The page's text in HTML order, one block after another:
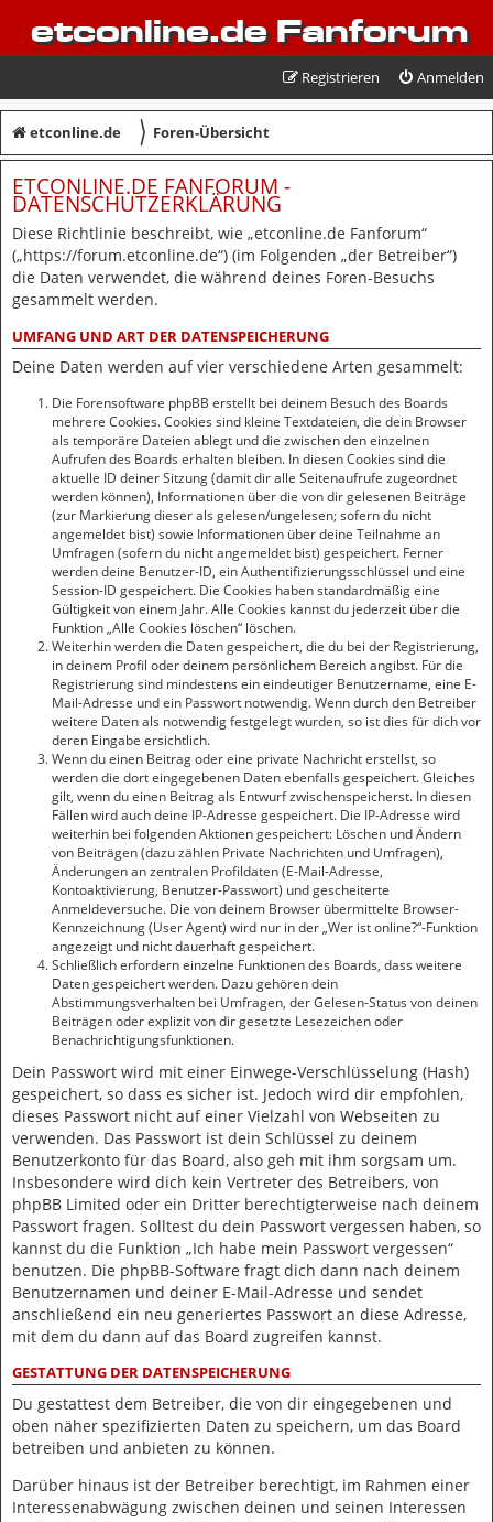
etconline.de Fanforum
Anmelden
Registrieren
etconline.de 〉 Foren-Übersicht
ETCONLINE.DE FANFORUM -
DATENSCHUTZERKLÄRUNG
Diese Richtlinie beschreibt, wie „etconline.de Fanforum“
(„https://forum.etconline.de“) (im Folgenden „der Betreiber“)
die Daten verwendet, die während deines Foren-Besuchs
gesammelt werden.
UMFANG UND ART DER DATENSPEICHERUNG
Deine Daten werden auf vier verschiedene Arten gesammelt:
Die Forensoftware phpBB erstellt bei deinem Besuch des Boards
mehrere Cookies. Cookies sind kleine Textdateien, die dein Browser
als temporäre Dateien ablegt und die zwischen den einzelnen
Aufrufen des Boards erhalten bleiben. In diesen Cookies sind die
aktuelle ID deiner Sitzung (damit dir alle Seitenaufrufe zugeordnet
werden können), Informationen über die von dir gelesenen Beiträge
(zur Markierung dieser als gelesen/ungelesen; sofern du nicht
angemeldet bist) sowie Informationen über deine Teilnahme an
Umfragen (sofern du nicht angemeldet bist) gespeichert. Ferner
werden deine Benutzer-ID, ein Authentifizierungsschlüssel und eine
Session-ID gespeichert. Die Cookies haben standardmäßig eine
Gültigkeit von einem Jahr. Alle Cookies kannst du jederzeit über die
Funktion „Alle Cookies löschen“ löschen.
Weiterhin werden die Daten gespeichert, die du bei der Registrierung,
in deinem Profil oder deinem persönlichem Bereich angibst. Für die
Registrierung sind mindestens ein eindeutiger Benutzername, eine E-
Mail-Adresse und ein Passwort notwendig. Wenn durch den Betreiber
weitere Daten als notwendig festgelegt wurden, so ist dies für dich vor
deren Eingabe ersichtlich.
Wenn du einen Beitrag oder eine private Nachricht erstellst, so
werden die dort eingegebenen Daten ebenfalls gespeichert. Gleiches
gilt, wenn du einen Beitrag als Entwurf zwischenspeicherst. In diesen
Fällen wird auch deine IP-Adresse gespeichert. Die IP-Adresse wird
weiterhin bei folgenden Aktionen gespeichert: Löschen und Ändern
von Beiträgen (dazu zählen Private Nachrichten und Umfragen),
Änderungen an zentralen Profildaten (E-Mail-Adresse,
Kontoaktivierung, Benutzer-Passwort) und gescheiterte
Anmeldeversuche. Die von deinem Browser übermittelte Browser-
Kennzeichnung (User Agent) wird nur in der „Wer ist online?“-Funktion
angezeigt und nicht dauerhaft gespeichert.
Schließlich erfordern einzelne Funktionen des Boards, dass weitere
Daten gespeichert werden. Dazu gehören dein
Abstimmungsverhalten bei Umfragen, der Gelesen-Status von deinen
Beiträgen oder explizit von dir gesetzte Lesezeichen oder
Benachrichtigungsfunktionen.
Dein Passwort wird mit einer Einwege-Verschlüsselung (Hash)
gespeichert, so dass es sicher ist. Jedoch wird dir empfohlen,
dieses Passwort nicht auf einer Vielzahl von Webseiten zu
verwenden. Das Passwort ist dein Schlüssel zu deinem
Benutzerkonto für das Board, also geh mit ihm sorgsam um.
Insbesondere wird dich kein Vertreter des Betreibers, von
phpBB Limited oder ein Dritter berechtigterweise nach deinem
Passwort fragen. Solltest du dein Passwort vergessen haben, so
kannst du die Funktion „Ich habe mein Passwort vergessen“
benutzen. Die phpBB-Software fragt dich dann nach deinem
Benutzernamen und deiner E-Mail-Adresse und sendet
anschließend ein neu generiertes Passwort an diese Adresse,
mit dem du dann auf das Board zugreifen kannst.
GESTATTUNG DER DATENSPEICHERUNG
Du gestattest dem Betreiber, die von dir eingegebenen und
oben näher spezifizierten Daten zu speichern, um das Board
betreiben und anbieten zu können.
Darüber hinaus ist der Betreiber berechtigt, im Rahmen einer
Interessenabwägung zwischen deinen und seinen Interessen